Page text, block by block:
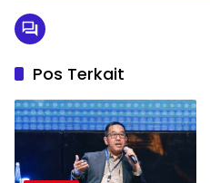
Pos Terkait